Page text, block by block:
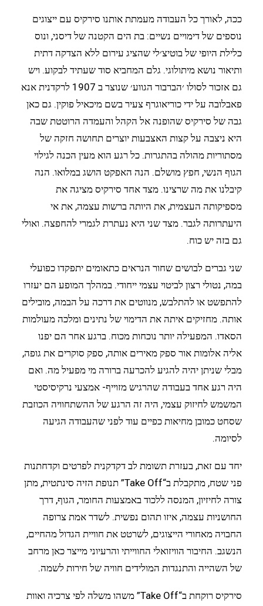
ככה, לאורך כל העבודה מעמתת אותנו סירקיס עם ייצוגים
נוספים של דימויים נשיים: בת הים הקטנה של דיסני, ונוס
כלילת היופי של בוטיצ׳לי שהציג עירום ללא הצדקה דתית
ותיאור נושא מיתולוגי. גלם המחביא סוד שעתיד לבקוע. ויש
גם אזכור לסולו ׳הברבור הגווע׳ שנוצר ב 1907 לרקדנית אנא
פאבלובה על ידי כוריאוגרף צעיר בשם מיכאיל פוקין. גם כאן
גבה של סירקיס שהופנה אל הקהל והעמדה הרוטטת שבה
היא ניצבה על קצות האצבעות יוצרים תחושה חזקה של
מסתוריות מהולה בהתגרות. כל רגע הוא מעין הכנה לגילוי
הגוף הנשי, חפץ מושלם. הנה האפקט הושג במלואו. הנה
קיבלנו את מה שרצינו. מצד אחד סירקיס מציגה את
מספיקותה העצמית, את היותה ברשות עצמה, את אי
היעתרותה לגבר. מצד שני היא נעתרת לגמרי להחפצה. ואולי
גם בזה יש כוח.
שני גברים לבושים שחור הנראים כתאומים יתפקדו כפועלי
במה, נטולי רצון לביטוי עצמי ייחודי. במהלך המופע הם יעזרו
להתפשט או להתלבש, מנווטים את דרכה על הבמה, מובילים
אותה. מחזיקים איתה את הדימוי של נתינים ומלכה מעולמות
הסאדו. המפעילה יותר נוכחות מכוח. ברגע אחר הם יפנו
אליה אלומות אור ספק מאירים אותה, ספק סוקרים את גופה,
מבלי שניתן יהיה להגיע להכרעה ברורה מי מפעיל מה. ואם
היה רגע אחד בעבודה שהרגיש מזוייף- אמצעי נרקיסיסטי
המשמש לחיזוק עצמי, היה זה הרגע של ההשתחוויה הכוזבת
שסחט כמובן מחיאות כפיים עוד לפני שהעבודה הגיעה
לסיומה.
יחד עם זאת, בעזרת תשומת לב דקדקנית לפרטים וקדחתנות
פני שטח, מתקבלת ב“Take Off” תנופת הזיה סינתטית, מתן
צורה לחיזיון, המנסה ללכוד באמצעות החומר, הגוף, דרך
החושניות עצמה, איזו תהום נפשית. לשדר אמת צרופה
החבויה מאחורי הייצוגים, לשרטט את חוויית הגדול מהחיים,
הנשגב. החיבור הוויזואלי החווייתי והרעיוני מייצר כאן מרחב
של השהייה והתנגדות המולידים חוויה של חירות לשמה.
סירקיס רוקחת ב“Take Off” משהו משלה לפי צרכיה ואוות